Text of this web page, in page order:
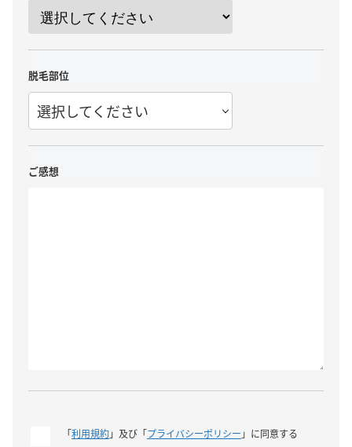
脱毛部位
選択してください
ご感想
「利用規約」及び「プライバシーポリシー 」に同意する